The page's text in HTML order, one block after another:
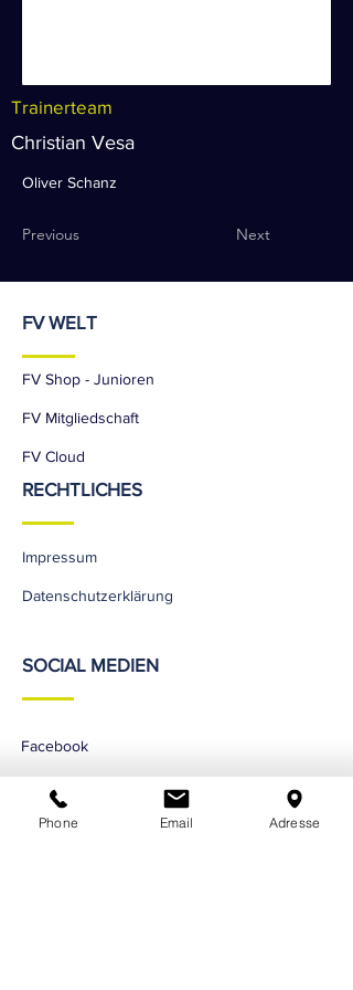
Trainerteam
Christian Vesa
Oliver Schanz
Previous Next
FV WELT
FV Shop - Junioren
FV Mitgliedschaft
FV Cloud
RECHTLICHES
Impressum
Datenschutzerklärung
SOCIAL MEDIEN
Facebook
YouTube
Phone Email Adresse